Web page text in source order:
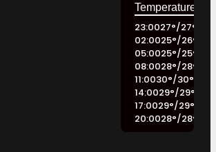
23:0027°/27°
02:0025°/26°
05:0025°/25°
08:0028°/28°
11:0030°/30°
14:0029°/29°
17:0029°/29°
20:0028°/28°